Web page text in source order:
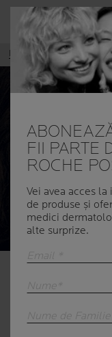
Home Puterea atingerii
FII PARTE
ROCHE
Vei avea acces
de produse și
medici
alte surprize.
Email *
Nume*
Nume de
A